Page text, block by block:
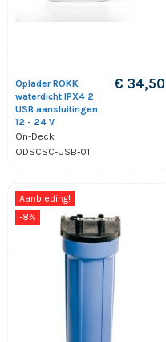
Oplader ROKK
waterdicht IPX4 2
USB aansluitingen
12 - 24 V
On-Deck
ODSCSC-USB-01
€ 34,50
Aanbieding!
-8%